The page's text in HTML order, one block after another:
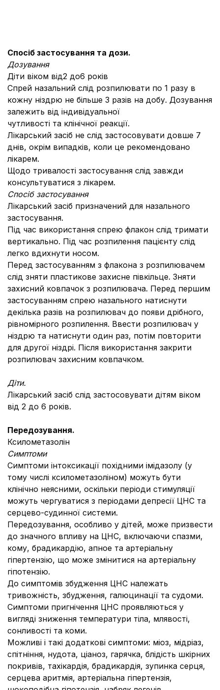
Спосіб застосування та дози.
Дозування
Діти віком від2 до6 років
Спрей назальний слід розпилювати по 1 разу в
кожну ніздрю не більше 3 разів на добу. Дозування
залежить від індивідуальної
чутливості та клінічної реакції.
Лікарський засіб не слід застосовувати довше 7
днів, окрім випадків, коли це рекомендовано
лікарем.
Щодо тривалості застосування слід завжди
консультуватися з лікарем.
Спосіб застосування
Лікарський засіб призначений для назального
застосування.
Під час використання спрею флакон слід тримати
вертикально. Під час розпилення пацієнту слід
легко вдихнути носом.
Перед застосуванням з флакона з розпилювачем
слід зняти пластикове захисне півкільце. Зняти
захисний ковпачок з розпилювача. Перед першим
застосуванням спрею назального натиснути
декілька разів на розпилювач до появи дрібного,
рівномірного розпилення. Ввести розпилювач у
ніздрю та натиснути один раз, потім повторити
для другої ніздрі. Після використання закрити
розпилювач захисним ковпачком.
Діти.
Лікарський засіб слід застосовувати дітям віком
від 2 до 6 років.
Передозування.
Ксилометазолін
Симптоми
Симптоми інтоксикації похідними імідазолу (у
тому числі ксилометазоліном) можуть бути
клінічно неясними, оскільки періоди стимуляції
можуть чергуватися з періодами депресії ЦНС та
серцево-судинної системи.
Передозування, особливо у дітей, може призвести
до значного впливу на ЦНС, включаючи спазми,
кому, брадикардію, апное та артеріальну
гіпертензію, що може змінитися на артеріальну
гіпотензію.
До симптомів збудження ЦНС належать
тривожність, збудження, галюцинації та судоми.
Симптоми пригнічення ЦНС проявляються у
вигляді зниження температури тіла, млявості,
сонливості та коми.
Можливі і такі додаткові симптоми: міоз, мідріаз,
спітніння, нудота, ціаноз, гарячка, блідість шкірних
покривів, тахікардія, брадикардія, зупинка серця,
серцева аритмія, артеріальна гіпертензія,